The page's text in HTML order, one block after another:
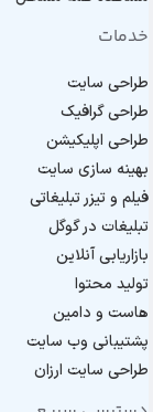
خدمات
طراحی سایت
طراحی گرافیک
طراحی اپلیکیشن
بهینه سازی سایت
فیلم و تیزر تبلیغاتی
تبلیغات در گوگل
بازاریابی آنلاین
تولید محتوا
هاست و دامین
پشتیبانی وب سایت
طراحی سایت ارزان